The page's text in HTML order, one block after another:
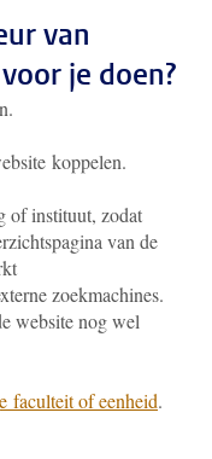
van
je doen?
koppelen.
of instituut, zodat
van de
zoekmachines.
website nog wel
faculteit of eenheid.